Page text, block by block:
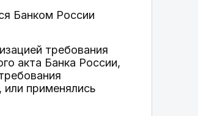
Банком России
требования
акта Банка России,
или применялись